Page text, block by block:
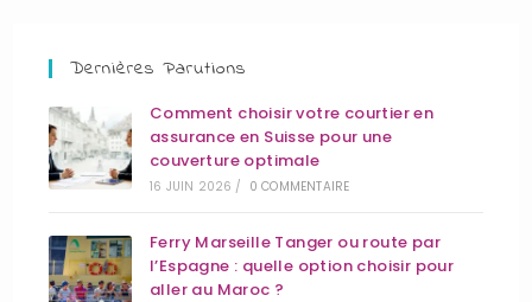
Dernières Parutions
Comment choisir votre courtier en
assurance en Suisse pour une
couverture optimale
16 JUIN 2026 / 0 COMMENTAIRE
Ferry Marseille Tanger ou route par
l’Espagne : quelle option choisir pour
aller au Maroc ?